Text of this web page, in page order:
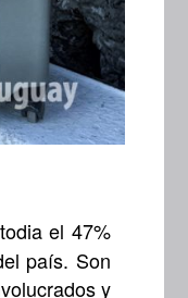
el 47%
país. Son
y